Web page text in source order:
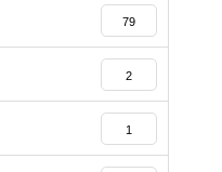
79
2
1